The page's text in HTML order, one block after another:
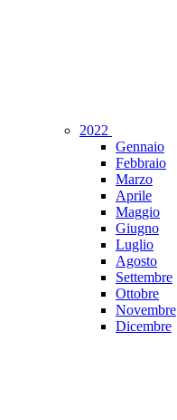
2022
Gennaio
Febbraio
Marzo
Aprile
Maggio
Giugno
Luglio
Agosto
Settembre
Ottobre
Novembre
Dicembre